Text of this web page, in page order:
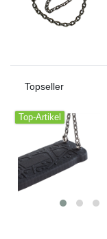
Topseller
Top-Artikel